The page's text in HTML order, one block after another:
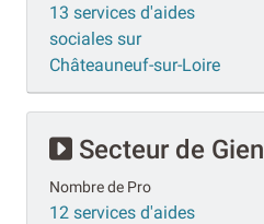
13 services d'aides
sociales sur
Châteauneuf-sur-Loire
Secteur de Gien
Nombre de Pro
12 services d'aides